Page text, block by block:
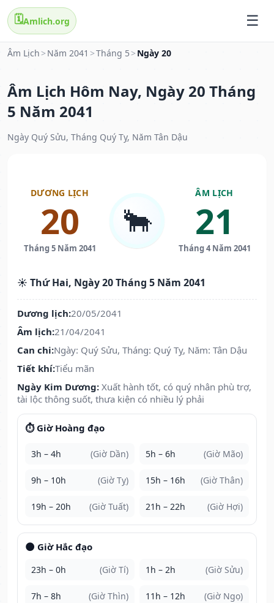
🗓️Amlich.org
Âm Lịch > Năm 2041 >Tháng 5 > Ngày 20
Âm Lịch Hôm Nay, Ngày 20 Tháng
5 Năm 2041
Ngày Quý Sửu, Tháng Quý Tỵ, Năm Tân Dậu
DƯƠNG LỊCH
20
Tháng 5 Năm 2041
🐂
ÂM LỊCH
21
Tháng 4 Năm 2041
☀️ Thứ Hai, Ngày 20 Tháng 5 Năm 2041
Dương lịch:20/05/2041
Âm lịch:21/04/2041
Can chi:Ngày: Quý Sửu, Tháng: Quý Tỵ, Năm: Tân Dậu
Tiết khí:Tiểu mãn
Ngày Kim Dương: Xuất hành tốt, có quý nhân phù trợ,
tài lộc thông suốt, thưa kiện có nhiều lý phải
⏱️ Giờ Hoàng đạo
3h – 4h (Giờ Dần) 5h – 6h (Giờ Mão)
9h – 10h (Giờ Tỵ) 15h – 16h (Giờ Thân)
19h – 20h (Giờ Tuất) 21h – 22h (Giờ Hợi)
🌑 Giờ Hắc đạo
23h – 0h (Giờ Tí) 1h – 2h (Giờ Sửu)
7h – 8h (Giờ Thìn) 11h – 12h (Giờ Ngọ)